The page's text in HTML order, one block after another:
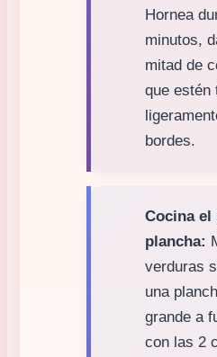
Hornea
minutos,
mitad de
que estén
bordes.
Cocina el
plancha:
verduras
una
grande a
con las 2